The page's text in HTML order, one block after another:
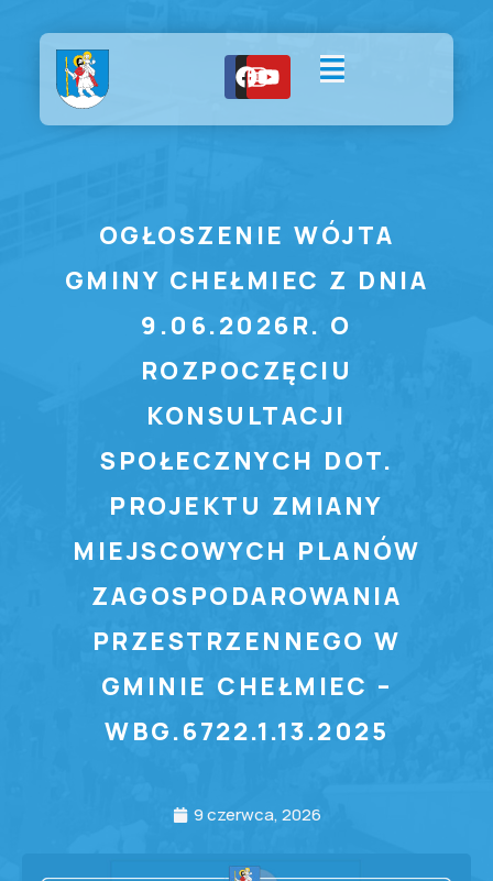
OGŁOSZENIE WÓJTA
GMINY CHEŁMIEC Z DNIA
9.06.2026R. O
ROZPOCZĘCIU
KONSULTACJI
SPOŁECZNYCH DOT.
PROJEKTU ZMIANY
MIEJSCOWYCH PLANÓW
ZAGOSPODAROWANIA
PRZESTRZENNEGO W
GMINIE CHEŁMIEC –
WBG.6722.1.13.2025
9 czerwca, 2026